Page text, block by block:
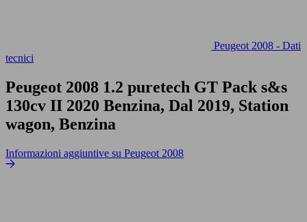
Peugeot 2008 - Dati
tecnici
Peugeot 2008 1.2 puretech GT Pack s&s
130cv II 2020 Benzina, Dal 2019, Station
wagon, Benzina
Informazioni aggiuntive su Peugeot 2008